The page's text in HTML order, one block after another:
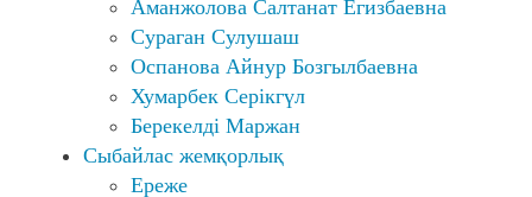
Аманжолова Салтанат Егизбаевна
Сураган Сулушаш
Оспанова Айнур Бозгылбаевна
Хумарбек Серікгүл
Берекелді Маржан
Сыбайлас жемқорлық
Ереже